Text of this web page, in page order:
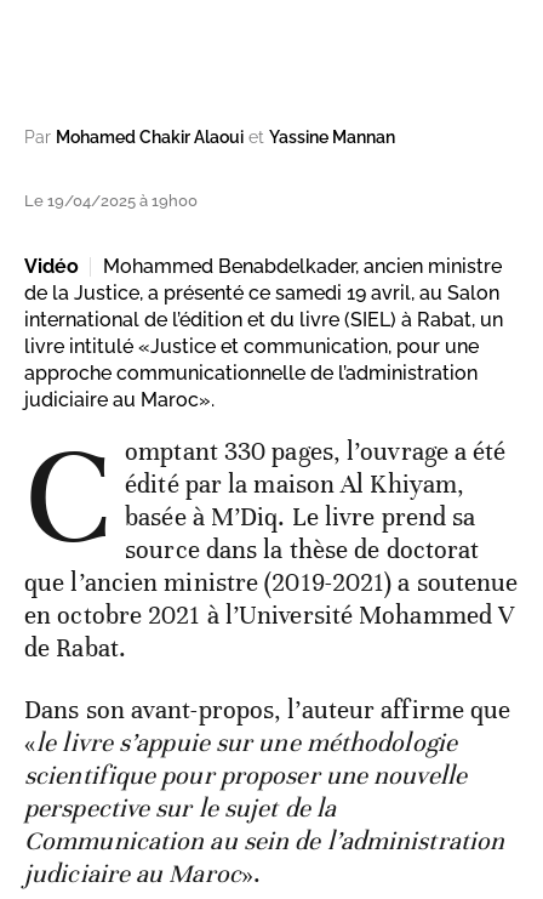
Par Mohamed Chakir Alaoui et Yassine Mannan
Le 19/04/2025 à 19h00
Vidéo
Mohammed Benabdelkader, ancien ministre
de la Justice, a présenté ce samedi 19 avril, au Salon
international de l’édition et du livre (SIEL) à Rabat, un
livre intitulé «Justice et communication, pour une
approche communicationnelle de l’administration
judiciaire au Maroc».
C omptant 330 pages, l’ouvrage a été
édité par la maison Al Khiyam,
basée à M’Diq. Le livre prend sa
source dans la thèse de doctorat
que l’ancien ministre (2019-2021) a soutenue
en octobre 2021 à l’Université Mohammed V
de Rabat.
Dans son avant-propos, l’auteur affirme que
«le livre s’appuie sur une méthodologie
scientifique pour proposer une nouvelle
perspective sur le sujet de la
Communication au sein de l’administration
judiciaire au Maroc».